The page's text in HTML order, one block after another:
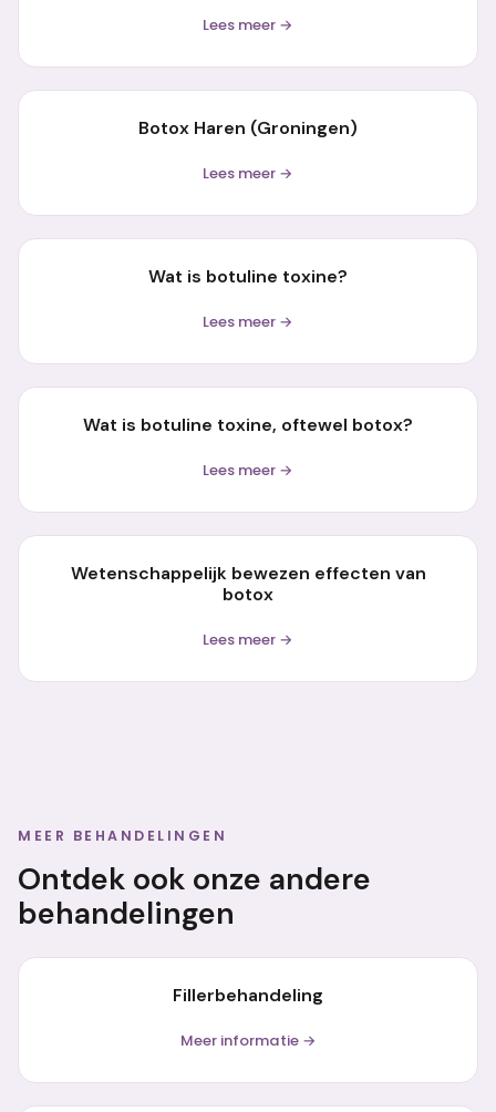
Lees meer →
Botox Haren (Groningen)
Lees meer →
Wat is botuline toxine?
Lees meer →
Wat is botuline toxine, oftewel botox?
Lees meer →
Wetenschappelijk bewezen effecten van
botox
Lees meer →
MEER BEHANDELINGEN
Ontdek ook onze andere
behandelingen
Fillerbehandeling
Meer informatie →